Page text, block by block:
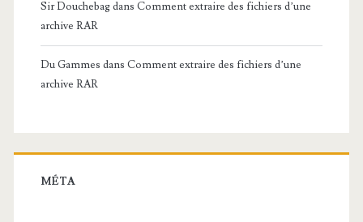
Sir Douchebagdans Comment extraire des fichiers d’une
archive RAR
Du Gammes dans Comment extraire des fichiers d’une
archive RAR
MÉTA